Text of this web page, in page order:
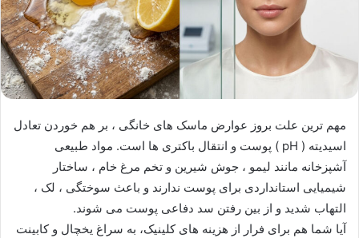
مهم ترین علت بروز عوارض ماسک های خانگی ، بر هم خوردن تعادل
اسیدیته ( pH ) پوست و انتقال باکتری ها است. مواد طبیعی
آشپزخانه مانند لیمو ، جوش شیرین و تخم مرغ خام ، ساختار
شیمیایی استانداردی برای پوست ندارند و باعث سوختگی ، لک ،
التهاب شدید و از بین رفتن سد دفاعی پوست می شوند.
​آیا شما هم برای فرار از هزینه های کلینیک، به سراغ یخچال و کابینت